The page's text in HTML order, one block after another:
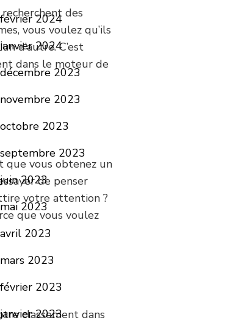
des
vous voulez qu’ils
d’autre. C’est
dans le moteur de
que vous obtenez un
de penser
votre attention ?
que vous voulez
classement dans
février 2024
janvier 2024
décembre 2023
novembre 2023
octobre 2023
septembre 2023
juin 2023
mai 2023
avril 2023
mars 2023
février 2023
janvier 2023